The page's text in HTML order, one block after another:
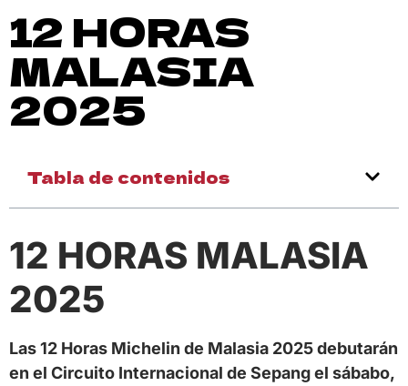
12 HORAS
MALASIA
2025
Tabla de contenidos
12 HORAS MALASIA
2025
Las 12 Horas Michelin de Malasia 2025 debutarán
en el Circuito Internacional de Sepang el sábabo,